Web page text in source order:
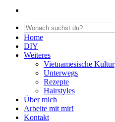
Home
DIY
Weiteres
Vietnamesische Kultur
Unterwegs
Rezepte
Hairstyles
Über mich
Arbeite mit mir!
Kontakt